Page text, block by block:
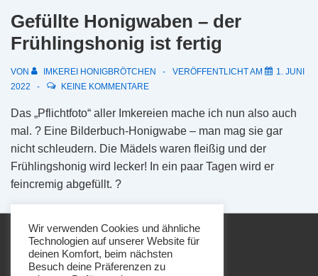
Gefüllte Honigwaben – der
Frühlingshonig ist fertig
VON IMKEREI HONIGBRÖTCHEN VERÖFFENTLICHT AM
1. JUNI
2022
KEINE KOMMENTARE
Das „Pflichtfoto“ aller Imkereien mache ich nun also auch
mal. ? Eine Bilderbuch-Honigwabe – man mag sie gar
nicht schleudern. Die Mädels waren fleißig und der
Frühlingshonig wird lecker! In ein paar Tagen wird er
feincremig abgefüllt. ?
Wir verwenden Cookies und ähnliche
Technologien auf unserer Website für
deinen Komfort, beim nächsten
Besuch deine Präferenzen zu